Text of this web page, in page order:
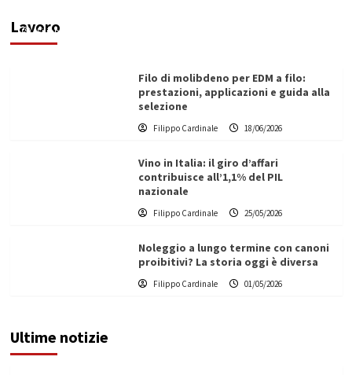
LavoroFilippo Cardinale
Filo di molibdeno per EDM a filo:
prestazioni, applicazioni e guida alla
selezione
Filippo Cardinale 18/06/2026
Vino in Italia: il giro d’affari
contribuisce all’1,1% del PIL
nazionale
Filippo Cardinale 25/05/2026
Noleggio a lungo termine con canoni
proibitivi? La storia oggi è diversa
Filippo Cardinale 01/05/2026
Ultime notizie